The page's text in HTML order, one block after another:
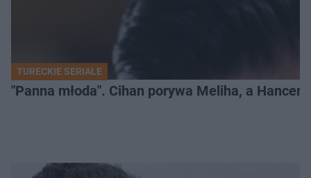
TURECKIE SERIALE
"Panna młoda". Cihan porywa Meliha, a